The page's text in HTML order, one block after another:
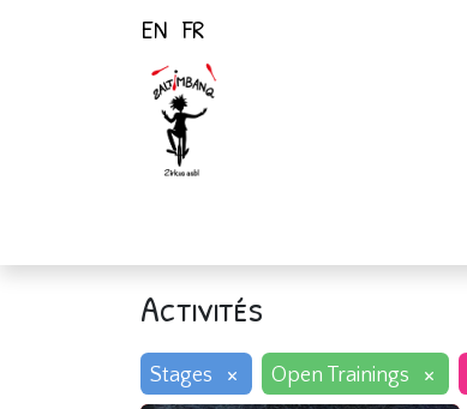
EN FR
Activités
Stages × Open Trainings ×